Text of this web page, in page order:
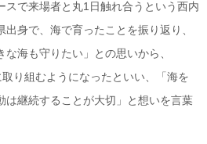
スで来場者と丸1日触れ合うという西内
身で、海で育ったことを振り返り、
な海も守りたい」との思いから、
り組むようになったといい、「海を
は継続することが大切」と想いを言葉